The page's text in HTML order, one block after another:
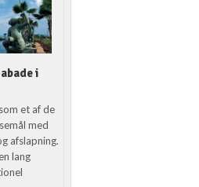
i
et af de
med
afslapning.
lang